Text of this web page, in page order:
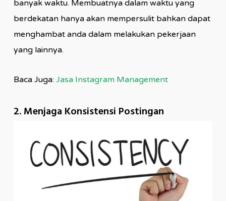
banyak waktu. Membuatnya dalam waktu yang
berdekatan hanya akan mempersulit bahkan dapat
menghambat anda dalam melakukan pekerjaan
yang lainnya.
Baca Juga: Jasa Instagram Management
2. Menjaga Konsistensi Postingan